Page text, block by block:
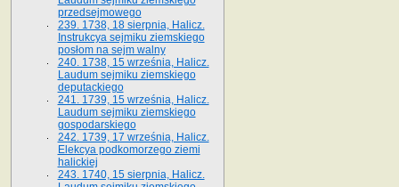
przedsejmowego
239. 1738, 18 sierpnia, Halicz.
Instrukcya sejmiku ziemskiego
posłom na sejm walny
240. 1738, 15 września, Halicz.
Laudum sejmiku ziemskiego
deputackiego
241. 1739, 15 września, Halicz.
Laudum sejmiku ziemskiego
gospodarskiego
242. 1739, 17 września, Halicz.
Elekcya podkomorzego ziemi
halickiej
243. 1740, 15 sierpnia, Halicz.